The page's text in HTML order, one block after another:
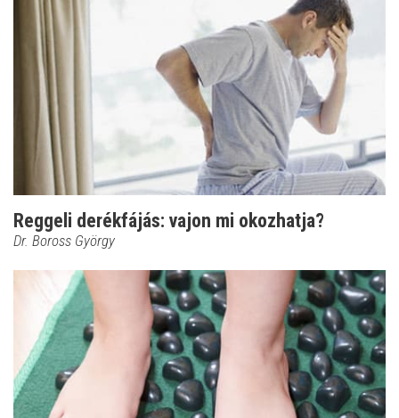
Reggeli derékfájás: vajon mi okozhatja?
Dr. Boross György